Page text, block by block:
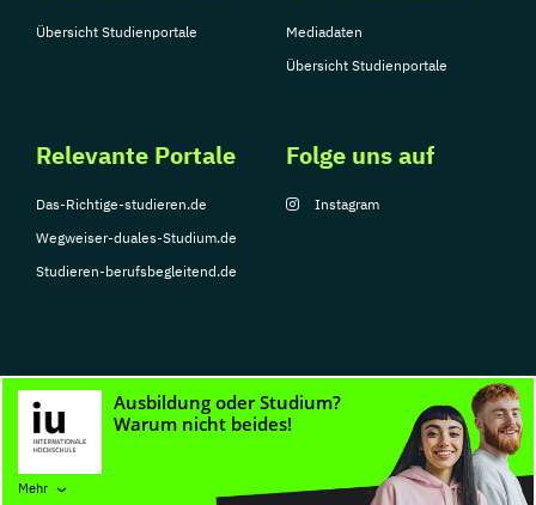
Mehr
Übersicht Studienportale
Mediadaten
Übersicht Studienportale
Relevante Portale
Das-Richtige-studieren.de
Wegweiser-duales-Studium.de
Studieren-berufsbegleitend.de
Folge uns auf
Instagram
© Copyright 2026, TarGroup Media GmbH
Nutzungsbedingungen